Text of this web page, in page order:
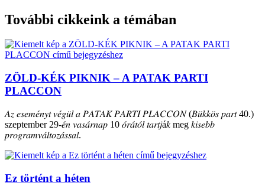
További cikkeink a témában
ZÖLD-KÉK PIKNIK – A PATAK PARTI
PLACCON
𝐴𝑧 𝑒𝑠𝑒𝑚𝑒́𝑛𝑦𝑡 𝑣𝑒́𝑔𝑢̈𝑙 𝑎 𝑃𝐴𝑇𝐴𝐾 𝑃𝐴𝑅𝑇𝐼 𝑃𝐿𝐴𝐶𝐶𝑂𝑁 (𝐵𝑢̈𝑘𝑘𝑜̈𝑠 𝑝𝑎𝑟𝑡 40.)
szeptember 29-𝑒́𝑛 𝑣𝑎𝑠𝑎́𝑟𝑛𝑎𝑝 10 𝑜́𝑟𝑎́𝑡𝑜́𝑙 𝑡𝑎𝑟𝑡𝑗á𝑘 meg 𝑘𝑖𝑠𝑒𝑏𝑏
𝑝𝑟𝑜𝑔𝑟𝑎𝑚𝑣𝑎́𝑙𝑡𝑜𝑧𝑎́𝑠𝑠𝑎𝑙.
Ez történt a héten